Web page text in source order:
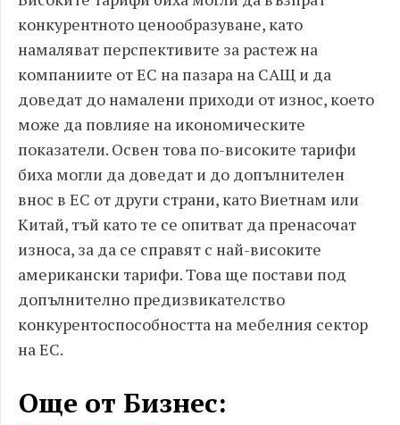
конкурентното ценообразуване, като
намаляват перспективите за растеж на
компаниите от ЕС на пазара на САЩ и да
доведат до намалени приходи от износ, което
може да повлияе на икономическите
показатели. Освен това по-високите тарифи
биха могли да доведат и до допълнителен
внос в ЕС от други страни, като Виетнам или
Китай, тъй като те се опитват да пренасочат
износа, за да се справят с най-високите
американски тарифи. Това ще постави под
допълнително предизвикателство
конкурентоспособността на мебелния сектор
на ЕС.
Още от Бизнес: